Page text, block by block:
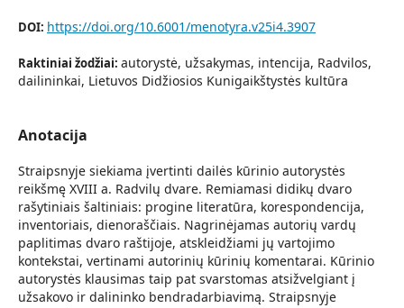
DOI: https://doi.org/10.6001/menotyra.v25i4.3907
Raktiniai žodžiai: autorystė, užsakymas, intencija, Radvilos,
dailininkai, Lietuvos Didžiosios Kunigaikštystės kultūra
Anotacija
Straipsnyje siekiama įvertinti dailės kūrinio autorystės
reikšmę XVIII a. Radvilų dvare. Remiamasi didikų dvaro
rašytiniais šaltiniais: progine literatūra, korespondencija,
inventoriais, dienoraščiais. Nagrinėjamas autorių vardų
paplitimas dvaro raštijoje, atskleidžiami jų vartojimo
kontekstai, vertinami autorinių kūrinių komentarai. Kūrinio
autorystės klausimas taip pat svarstomas atsižvelgiant į
užsakovo ir dalininko bendradarbiavimą. Straipsnyje